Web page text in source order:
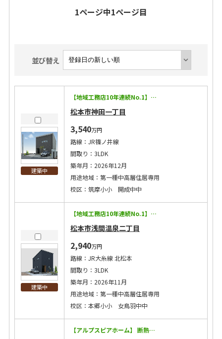
1ページ中1ページ目
並び替え
建築中
【地域工務店10年連続No.1】信州を知り尽くした工務店が本気でつくる家 ◇耐震等級3に加えて制震装置マモリー搭載！地震に強い！ ◇キッチン・トイレ・バスなどの住宅設備15年保証！ ◇太陽光発電搭載で将来コストにも配慮 ◇エアコン2台・カーテン・照明・網戸付き！ ◇洗濯給水にウルトラファインバブル設置！ 【この物件のPoint！】 ◇キッチン横にパントリー！2階ホールにはクロークを設置！ ◇全居室・各所に収納を設置！お家がすっきり片付きます！ ◇コンビニ徒歩５分！ ◇車で少し走れば大型商業施設もすぐ近く！
松本市神田一丁目
3,540万円
路線：JR篠ノ井線
間取り：3LDK
築年月：2026年12月
用途地域：第一種中高層住居専用
校区：筑摩小小 開成中中
建築中
【地域工務店10年連続No.1】信州を知り尽くした工務店が本気でつくる家 ◇耐震等級3に加えて制震装置マモリー搭載！地震に強い！ ◇キッチン・トイレ・バスなどの住宅設備15年保証！ ◇太陽光発電搭載で将来コストにも配慮 ◇エアコン2台・カーテン・照明・網戸付き！ ◇洗濯給水にウルトラファインバブル設置！ 【この物件のPoint！】 ◇主寝室にWIC＋書斎あり！ ◇コンパクトながら各部屋に収納をしっかり完備！ ◇セブンイレブン徒歩４分！ ◇小中学校徒歩10分以内の好立地！ ※宅地延長45.90㎡あり
松本市浅間温泉二丁目
2,940万円
路線：JR大糸線 北松本
間取り：3LDK
築年月：2026年11月
用途地域：第一種中高層住居専用
校区：本郷小小 女鳥羽中中
【アルプスピアホーム】 断熱等級5！太陽光6.24kW搭載の経済効果で月々8万円台に！ ◇耐震等級3に加えて制震装置マモリー搭載！地震に強い！ ◇キッチン・トイレ・バスなどの住宅設備15年保証！ ◇太陽光発電搭載で将来コストにも配慮 ◇エアコン2台・カーテン・照明・網戸付き！ ◇洗濯給水にウルトラファインバブル設置！ 【この物件のPoint！】 ◇各部屋に収納あり！お部屋がすっきり片付きます！ ◇洗面所が独立した間取りはご家族の入浴中や来客時でも気兼ねなく洗面台が使えます！ ◇小中学校徒歩20分以内！お子様も安心の通学距離！ ◇スーパー・コンビニも近く生活利便性のよい場所です！